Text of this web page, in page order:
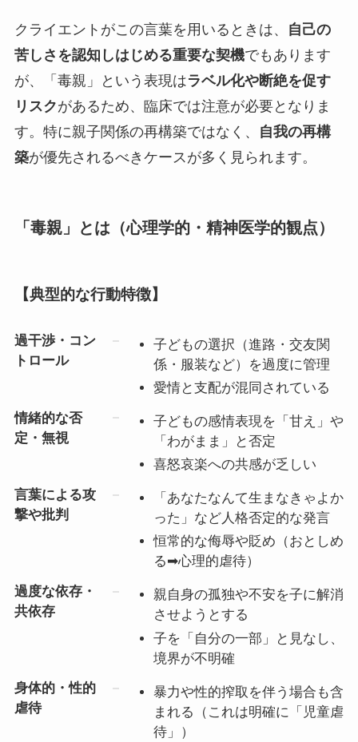
クライエントがこの言葉を用いるときは、
自己の
苦しさを認知しはじめる重要な契機でもあります
が、「毒親」という表現はラベル化や断絶を促す
リスクがあるため、臨床では注意が必要となりま
す。特に親子関係の再構築ではなく、
自我の再構
築が優先されるべきケースが多く見られます。
「毒親」とは（心理学的・精神医学的観点）
【典型的な行動特徴】
過干渉・コン
トロール
子どもの選択（進路・交友関
係・服装など）を過度に管理
愛情と支配が混同されている
情緒的な否
定・無視
子どもの感情表現を「甘え」や
「わがまま」と否定
喜怒哀楽への共感が乏しい
言葉による攻
撃や批判
「あなたなんて生まなきゃよか
った」など人格否定的な発言
恒常的な侮辱や貶め（おとしめ
る➡心理的虐待）
過度な依存・
共依存
親自身の孤独や不安を子に解消
させようとする
子を「自分の一部」と見なし、
境界が不明確
身体的・性的
虐待
暴力や性的搾取を伴う場合も含
まれる（これは明確に「児童虐
待」）